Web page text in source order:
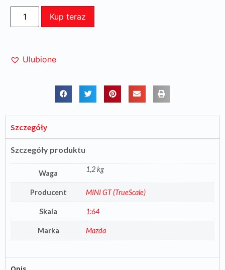
Kup teraz
Ulubione
Szczegóły
Szczegóły produktu
Waga 1,2 kg
Producent MINI GT (TrueScale)
Skala 1:64
Marka Mazda